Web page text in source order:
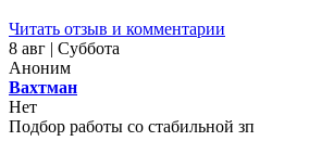
Читать отзыв и комментарии
8 авг | Суббота
Аноним
Вахтман
Нет
Подбор работы со стабильной зп